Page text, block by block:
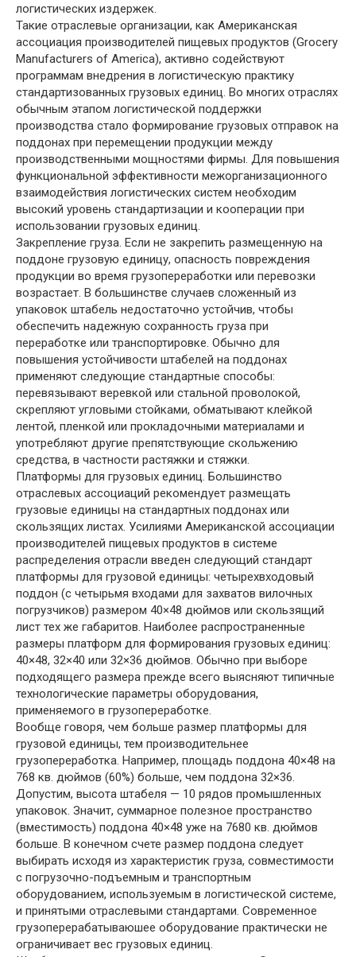
логистических издержек.
Такие отраслевые организации, как Американская
ассоциация производителей пищевых продуктов (Grocery
Manufacturers of America), активно содействуют
программам внедрения в логистическую практику
стандартизованных грузовых единиц. Во многих отраслях
обычным этапом логистической поддержки
производства стало формирование грузовых отправок на
поддонах при перемещении продукции между
производственными мощностями фирмы. Для повышения
функциональной эффективности межорганизационного
взаимодействия логистических систем необходим
высокий уровень стандартизации и кооперации при
использовании грузовых единиц.
Закрепление груза. Если не закрепить размещенную на
поддоне грузовую единицу, опасность повреждения
продукции во время грузопереработки или перевозки
возрастает. В большинстве случаев сложенный из
упаковок штабель недостаточно устойчив, чтобы
обеспечить надежную сохранность груза при
переработке или транспортировке. Обычно для
повышения устойчивости штабелей на поддонах
применяют следующие стандартные способы:
перевязывают веревкой или стальной проволокой,
скрепляют угловыми стойками, обматывают клейкой
лентой, пленкой или прокладочными материалами и
употребляют другие препятствующие скольжению
средства, в частности растяжки и стяжки.
Платформы для грузовых единиц. Большинство
отраслевых ассоциаций рекомендует размещать
грузовые единицы на стандартных поддонах или
скользящих листах. Усилиями Американской ассоциации
производителей пищевых продуктов в системе
распределения отрасли введен следующий стандарт
платформы для грузовой единицы: четырехвходовый
поддон (с четырьмя входами для захватов вилочных
погрузчиков) размером 40×48 дюймов или скользящий
лист тех же габаритов. Наиболее распространенные
размеры платформ для формирования грузовых единиц:
40×48, 32×40 или 32×36 дюймов. Обычно при выборе
подходящего размера прежде всего выясняют типичные
технологические параметры оборудования,
применяемого в грузопереработке.
Вообще говоря, чем больше размер платформы для
грузовой единицы, тем производительнее
грузопереработка. Например, площадь поддона 40×48 на
768 кв. дюймов (60%) больше, чем поддона 32×36.
Допустим, высота штабеля — 10 рядов промышленных
упаковок. Значит, суммарное полезное пространство
(вместимость) поддона 40×48 уже на 7680 кв. дюймов
больше. В конечном счете размер поддона следует
выбирать исходя из характеристик груза, совместимости
с погрузочно-подъемным и транспортным
оборудованием, используемым в логистической системе,
и принятыми отраслевыми стандартами. Современное
грузоперерабатываюшее оборудование практически не
ограничивает вес грузовых единиц.